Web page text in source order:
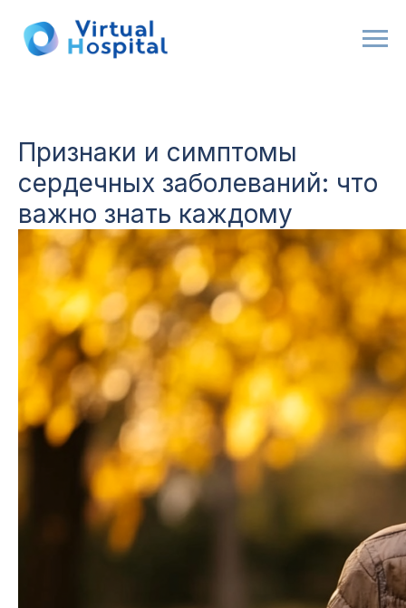
Признаки и симптомы
сердечных заболеваний: что
важно знать каждому